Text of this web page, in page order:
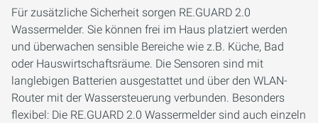
Für zusätzliche Sicherheit sorgen RE.GUARD 2.0
Wassermelder. Sie können frei im Haus platziert werden
und überwachen sensible Bereiche wie z.B. Küche, Bad
oder Hauswirtschaftsräume. Die Sensoren sind mit
langlebigen Batterien ausgestattet und über den WLAN-
Router mit der Wassersteuerung verbunden. Besonders
flexibel: Die RE.GUARD 2.0 Wassermelder sind auch einzeln